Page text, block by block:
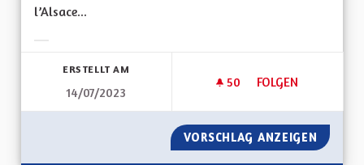
l’Alsace...
ERSTELLT AM
14/07/2023
50 50 FOLLOWER
FOLGEN
POUR UNE
VORSCHLAG ANZEIGEN POUR